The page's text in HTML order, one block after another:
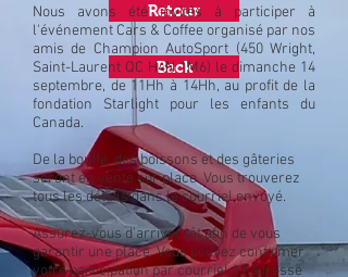
Retour
Back
Nous avons été invités à participer à
l'événement Cars & Coffee organisé par nos
amis de Champion AutoSport (450 Wright,
Saint-Laurent QC H4N 1M6) le dimanche 14
septembre, de 11Hh à 14Hh, au profit de la
fondation Starlight pour les enfants du
Canada.
De la bouffe, des boissons et des gâteries
seront en vente sur place. Vous trouverez
tous les détails dans le courriel envoyé.
Assurez-vous d'arriver tôt afin de vous
garantir une place. Vous pouvez confirmer
votre participation par courriel à l'adresse